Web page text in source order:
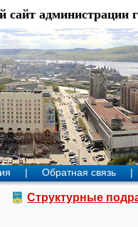
администрации
| Обратная связь |
Структурные